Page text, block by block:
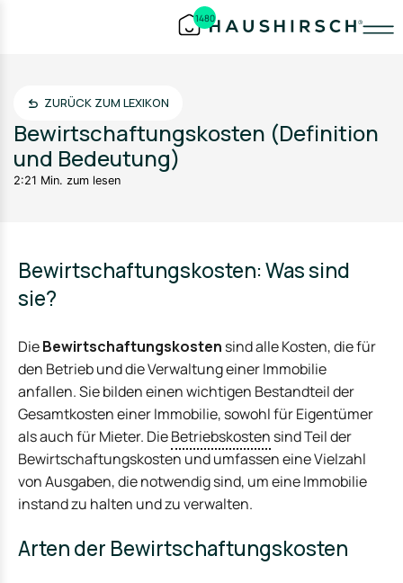
1480
ZURÜCK ZUM LEXIKON
Bewirtschaftungskosten (Definition
und Bedeutung)
2:21 Min. zum lesen
Bewirtschaftungskosten: Was sind
sie?
DieBewirtschaftungskosten sind alle Kosten, die für
den Betrieb und die Verwaltung einer Immobilie
anfallen. Sie bilden einen wichtigen Bestandteil der
Gesamtkosten einer Immobilie, sowohl für Eigentümer
als auch für Mieter. DieBetriebskosten sind Teil der
Bewirtschaftungskosten und umfassen eine Vielzahl
von Ausgaben, die notwendig sind, um eine Immobilie
instand zu halten und zu verwalten.
Arten der Bewirtschaftungskosten